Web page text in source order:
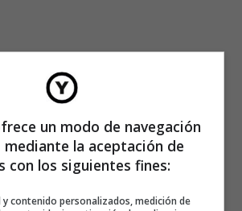
de consumo de sus clientes para
un modo de navegación
la aceptación de
con los siguientes fines:
y contenido personalizados, medición de